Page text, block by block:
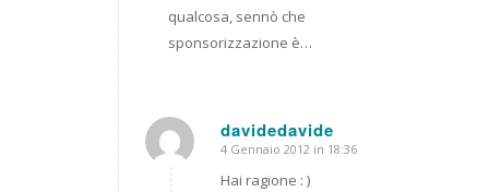
qualcosa, sennò che
sponsorizzazione è…
davidedavide
dice:
4 Gennaio 2012 in 18:36
Hai ragione : )